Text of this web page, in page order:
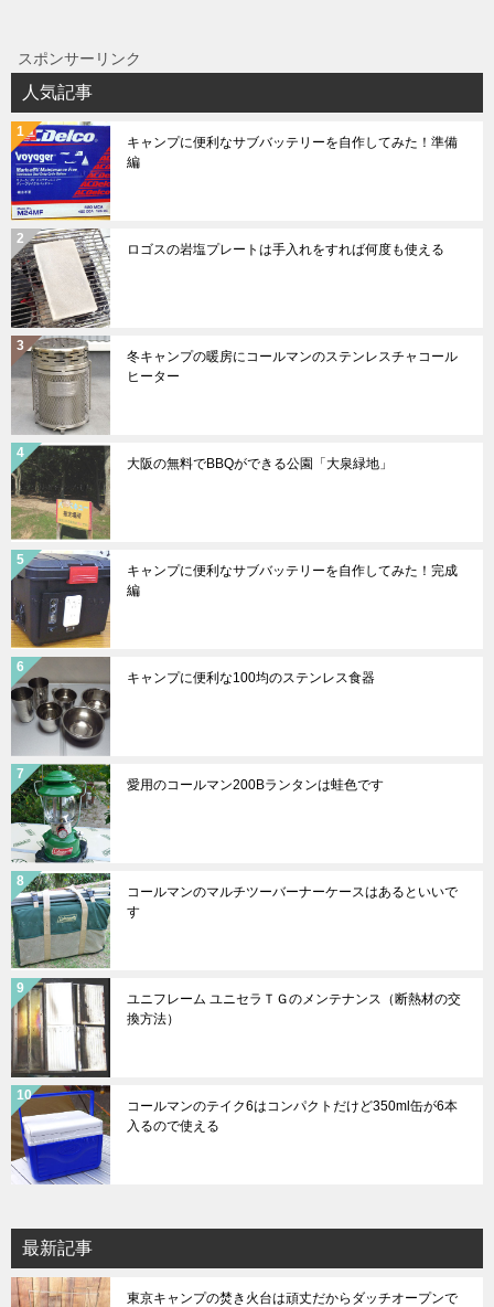
スポンサーリンク
人気記事
キャンプに便利なサブバッテリーを自作してみた！準備
編
ロゴスの岩塩プレートは手入れをすれば何度も使える
冬キャンプの暖房にコールマンのステンレスチャコール
ヒーター
大阪の無料でBBQができる公園「大泉緑地」
キャンプに便利なサブバッテリーを自作してみた！完成
編
キャンプに便利な100均のステンレス食器
愛用のコールマン200Bランタンは蛙色です
コールマンのマルチツーバーナーケースはあるといいで
す
ユニフレーム ユニセラＴＧのメンテナンス（断熱材の交
換方法）
コールマンのテイク6はコンパクトだけど350ml缶が6本
入るので使える
最新記事
東京キャンプの焚き火台は頑丈だからダッチオープンで